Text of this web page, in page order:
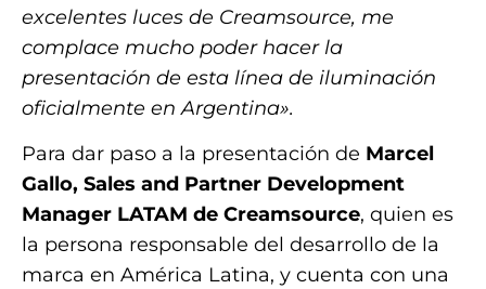
excelentes luces de Creamsource, me
complace mucho poder hacer la
presentación de esta línea de iluminación
oficialmente en Argentina».
Para dar paso a la presentación de Marcel
Gallo, Sales and Partner Development
Manager LATAM de Creamsource, quien es
la persona responsable del desarrollo de la
marca en América Latina, y cuenta con una